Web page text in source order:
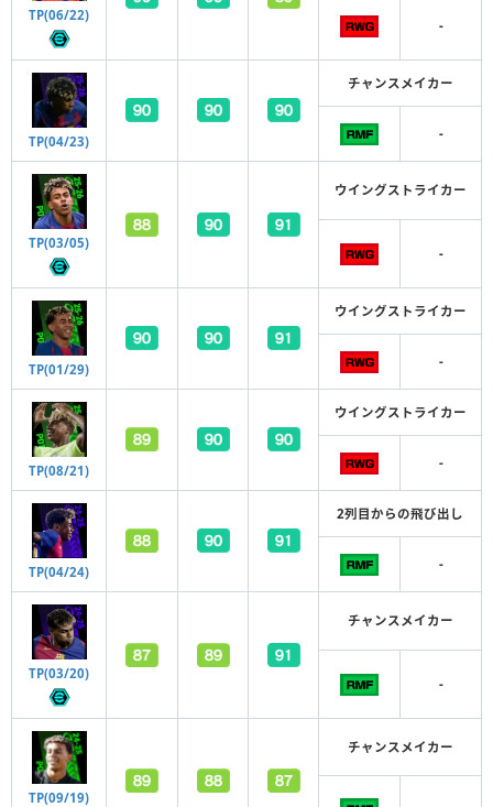
TP(06/22)
-
TP(04/23)
チャンスメイカー
-
TP(03/05)
ウイングストライカー
-
TP(01/29)
ウイングストライカー
-
TP(08/21)
ウイングストライカー
-
TP(04/24)
2列目からの飛び出し
-
TP(03/20)
チャンスメイカー
-
TP(09/19)
チャンスメイカー